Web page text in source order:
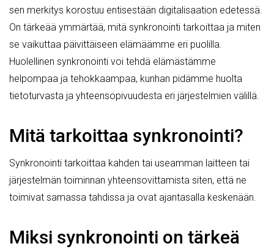
sen merkitys korostuu entisestään digitalisaation edetessä.
On tärkeää ymmärtää, mitä synkronointi tarkoittaa ja miten
se vaikuttaa päivittäiseen elämäämme eri puolilla.
Huolellinen synkronointi voi tehdä elämästämme
helpompaa ja tehokkaampaa, kunhan pidämme huolta
tietoturvasta ja yhteensopivuudesta eri järjestelmien välillä.
Mitä tarkoittaa synkronointi?
Synkronointi tarkoittaa kahden tai useamman laitteen tai
järjestelmän toiminnan yhteensovittamista siten, että ne
toimivat samassa tahdissa ja ovat ajantasalla keskenään.
Miksi synkronointi on tärkeä